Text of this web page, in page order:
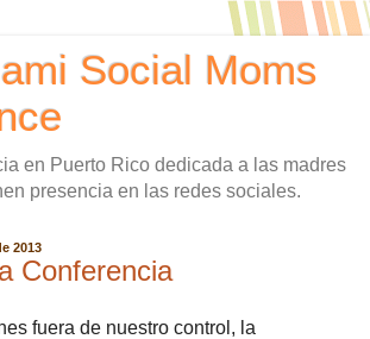
Social Moms
en Puerto Rico dedicada a las madres
presencia en las redes sociales.
2013
Conferencia
fuera de nuestro control, la